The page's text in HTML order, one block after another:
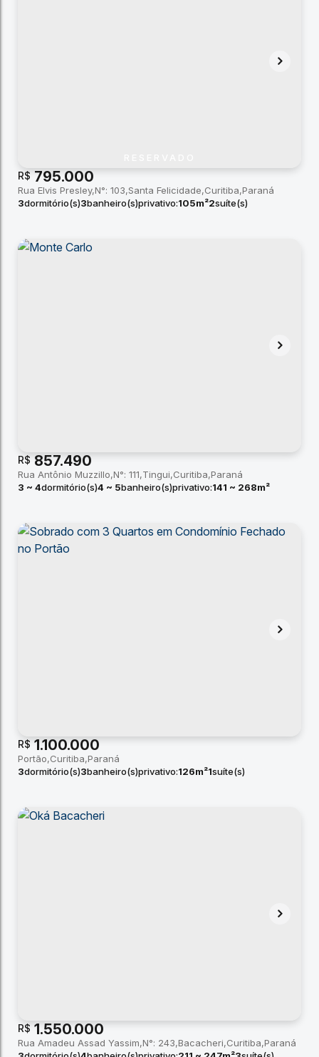
R$ 795.000
Rua Elvis Presley N°: 103 Santa Felicidade Curitiba Paraná
3dormitório(s)3banheiro(s)privativo:105m²2suíte(s)
R$ 857.490
Rua Antônio Muzzillo N°: 111 Tingui Curitiba Paraná
3 ~ 4dormitório(s)4 ~ 5banheiro(s)privativo:141 ~ 268m²
R$ 1.100.000
Portão Curitiba Paraná
3dormitório(s)3banheiro(s)privativo:126m²1suíte(s)
R$ 1.550.000
Rua Amadeu Assad Yassim N°: 243 Bacacheri Curitiba Paraná